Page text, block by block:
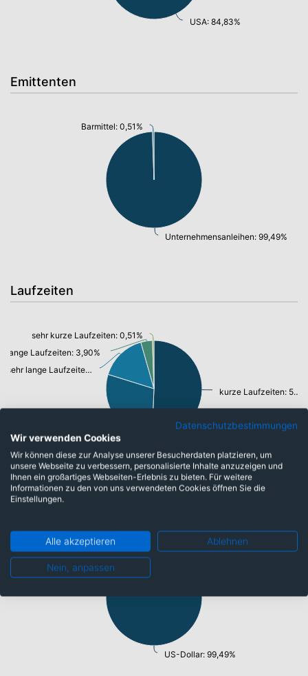
USA: 84,83%
Emittenten
Unternehmensanleihen: 99,49%
Barmittel: 0,51%
Laufzeiten
kurze Laufzeiten: 50,71%
sehr lange Laufzeiten: 15,79%
lange Laufzeiten: 3,90%
sehr kurze Laufzeiten: 0,51%
Währungen
US-Dollar: 99,49%
Datenschutzbestimmungen
Wir verwenden Cookies
Wir können diese zur Analyse unserer Besucherdaten platzieren, um
unsere Webseite zu verbessern, personalisierte Inhalte anzuzeigen und
Ihnen ein großartiges Webseiten-Erlebnis zu bieten. Für weitere
Informationen zu den von uns verwendeten Cookies öffnen Sie die
Einstellungen.
Alle akzeptieren Ablehnen
Nein, anpassen